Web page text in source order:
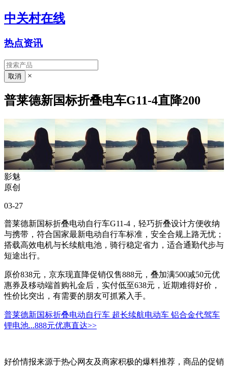
中关村在线
热点资讯
×
普莱德新国标折叠电车G11-4直降200
影魅
原创
03-27
普莱德新国标折叠电动自行车G11-4，轻巧折叠设计方便收纳
与携带，符合国家最新电动自行车标准，安全合规上路无忧；
搭载高效电机与长续航电池，骑行稳定省力，适合通勤代步与
短途出行。
原价838元，京东现直降促销仅售888元，叠加满500减50元优
惠券及移动端首购礼金后，实付低至638元，近期难得好价，
性价比突出，有需要的朋友可抓紧入手。
普莱德新国标折叠电动自行车 超长续航电动车 铝合金代驾车
锂电池...888元优惠直达>>
好价情报来源于热心网友及商家积极的爆料推荐，商品的促销